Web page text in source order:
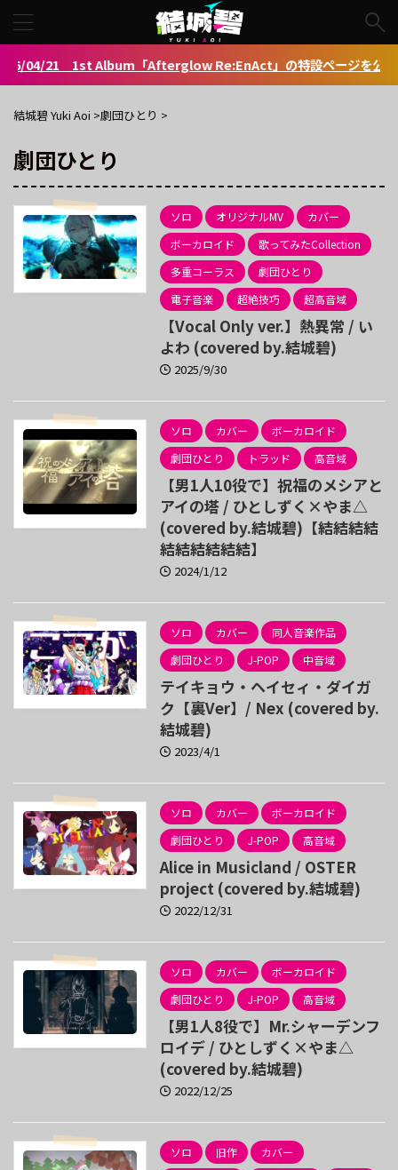
21 1st Album「Afterglow Re:EnAct」の特設ページを公開しま
結城碧 Yuki Aoi >劇団ひとり >
劇団ひとり
ソロ オリジナルMV
カバー
ボーカロイド
歌ってみたCollection
多重コーラス
劇団ひとり
電子音楽
超絶技巧 超高音域
【Vocal Only ver.】熱異常 / い
よわ (covered by.結城碧)
2025/9/30
ソロ カバー
ボーカロイド
劇団ひとり
トラッド 高音域
【男1人10役で】祝福のメシアと
アイの塔 / ひとしずく×やま△
(covered by.結城碧)【結結結結
結結結結結結】
2024/1/12
ソロ カバー
同人音楽作品
劇団ひとり
J-POP 中音域
テイキョウ・ヘイセィ・ダイガ
ク【裏Ver】/ Nex (covered by.
結城碧)
2023/4/1
ソロ カバー
ボーカロイド
劇団ひとり
J-POP 高音域
Alice in Musicland / OSTER
project (covered by.結城碧)
2022/12/31
ソロ カバー
ボーカロイド
劇団ひとり
J-POP 高音域
【男1人8役で】Mr.シャーデンフ
ロイデ / ひとしずく×やま△
(covered by.結城碧)
2022/12/25
ソロ 旧作
カバー